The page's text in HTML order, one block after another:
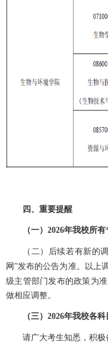
四、重要提醒
（一） 2026年我校所有
（ 二 ） 后续若有新的
网”发布的公告为准。以上
级主管部门发布的政策为
做相应调整。
（三） 2026年我校各科
请广大考生知悉 ， 积极